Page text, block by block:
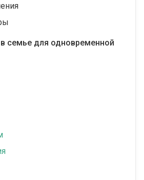
семье для одновременной